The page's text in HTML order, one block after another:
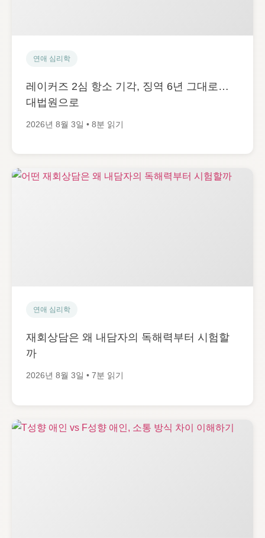
연애 심리학
레이커즈 2심 항소 기각, 징역 6년 그대로…
대법원으로
2026년 8월 3일 • 8분 읽기
연애 심리학
재회상담은 왜 내담자의 독해력부터 시험할
까
2026년 8월 3일 • 7분 읽기